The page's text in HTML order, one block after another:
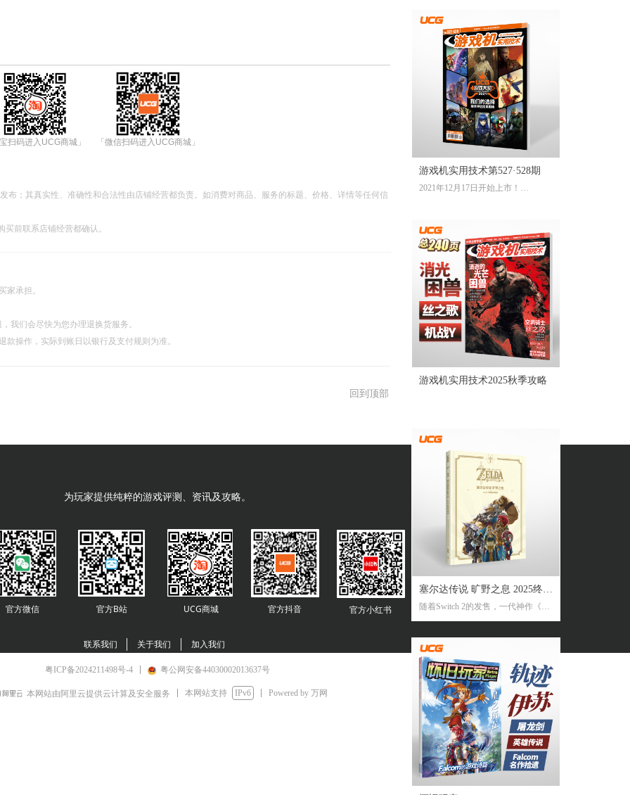
回到顶部
；其真实性、准确性和合法性由店铺经营都负责。如消费对商品、服务的标题、价格、详情等任何信
前联系店铺经营都确认。
承担。
我们会尽快为您办理退换货服务。
操作，实际到账日以银行及支付规则为准。
多打赢复活赛的攻略栏目“实用至上
主义”——最全面的游戏盘点，最详
尽的年鉴资料，更有小而美周边随
限定版档位一起赠送，收藏价值妥
游戏机实用技术第527·528期
2021年12月17日开始上市！
游戏机实用技术2025秋季攻略
塞尔达传说 旷野之息 2025终极
攻略本
随着Switch 2的发售，一代神作《旷
野之息》推出了追加新要素新功能
受好评的完全攻略本基础上，增加
了16页全新内容，总页数达到了316
页。新增内容包括NS2版详解、ZEL
DA NOTES指南，以及新增的125个
塞尔达声之记忆的收集地图及其内
容！
「微信扫码进入UCG商城」
扫码进入UCG商城」
官方B站
官方微信
为玩家提供纯粹的游戏评测、资讯及攻略。
联系我们 关于我们 加入我们
UCG商城 官方抖音 官方小红书
粤ICP备2024211498号-4 粤公网安备44030002013637号
本网站由阿里云提供云计算及安全服务 本网站支持 IPv6 Powered by 万网